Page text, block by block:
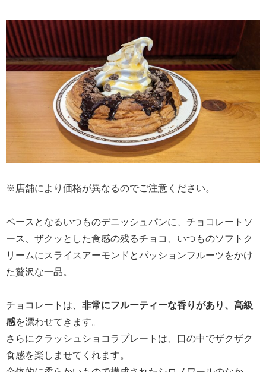
※店舗により価格が異なるのでご注意ください。
ベースとなるいつものデニッシュパンに、チョコレートソ
ース、ザクッとした食感の残るチョコ、いつものソフトク
リームにスライスアーモンドとパッションフルーツをかけ
た贅沢な一品。
チョコレートは、 非常にフルーティーな香りがあり、高級
感を漂わせてきます。
さらにクラッシュショコラプレートは、口の中でザクザク
食感を楽しませてくれます。